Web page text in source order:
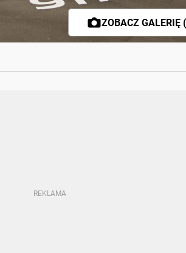
ZOBACZ GALERIĘ